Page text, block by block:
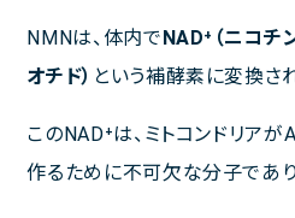
NMNは、体内でNAD⁺ （ニコチ
オチド） という補酵素に変換さ
このNAD⁺は、ミトコンドリアが
作るために不可欠な分子であり